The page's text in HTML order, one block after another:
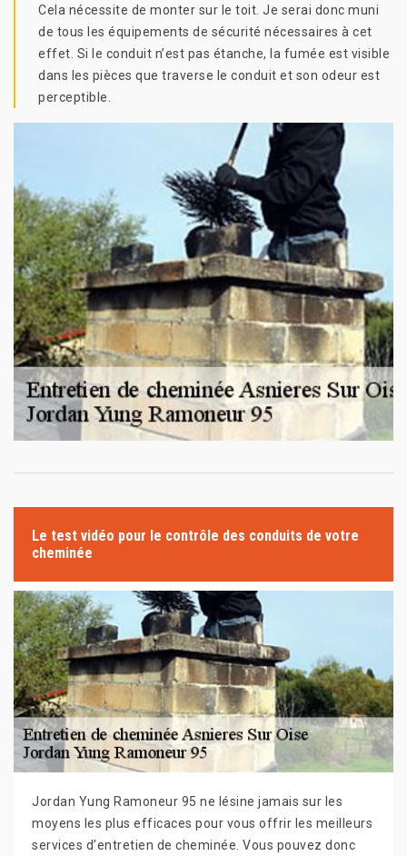
Cela nécessite de monter sur le toit. Je serai donc muni
de tous les équipements de sécurité nécessaires à cet
effet. Si le conduit n’est pas étanche, la fumée est visible
dans les pièces que traverse le conduit et son odeur est
perceptible.
Le test vidéo pour le contrôle des conduits de votre
cheminée
Jordan Yung Ramoneur 95 ne lésine jamais sur les
moyens les plus efficaces pour vous offrir les meilleurs
services d’entretien de cheminée. Vous pouvez donc